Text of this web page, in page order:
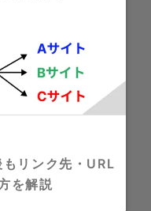
リンク先・URL
を解説